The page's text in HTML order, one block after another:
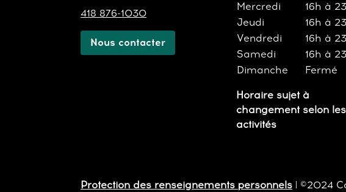
418 876-1030
Nous contacter
Mercredi
16h à
Jeudi
16h à
Vendredi
16h à
Samedi
16h à
Dimanche
Fermé
Horaire sujet à
changement selon les
activités
Protection des renseignements personnels | ©2024